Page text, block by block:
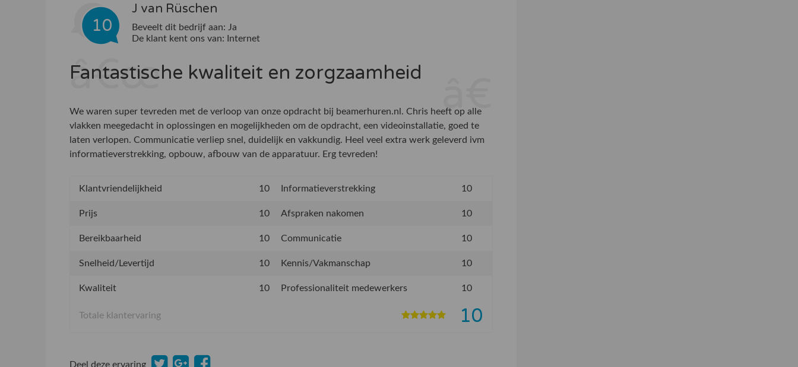
10
J van Rüschen
Beveelt dit bedrijf aan: Ja
De klant kent ons van:
Internet
Fantastische kwaliteit en zorgzaamheid
We waren super tevreden met de verloop van onze opdracht bij beamerhuren.nl. Chris heeft op alle
vlakken meegedacht in oplossingen en mogelijkheden om de opdracht, een videoinstallatie, goed te
laten verlopen. Communicatie verliep snel, duidelijk en vakkundig. Heel veel extra werk geleverd ivm
informatieverstrekking, opbouw, afbouw van de apparatuur. Erg tevreden!
Klantvriendelijkheid 10 Informatieverstrekking 10
Prijs 10 Afspraken nakomen 10
Bereikbaarheid 10 Communicatie 10
Snelheid/Levertijd 10 Kennis/Vakmanschap 10
Kwaliteit 10 Professionaliteit medewerkers 10
Totale klantervaring 10
Deel deze ervaring